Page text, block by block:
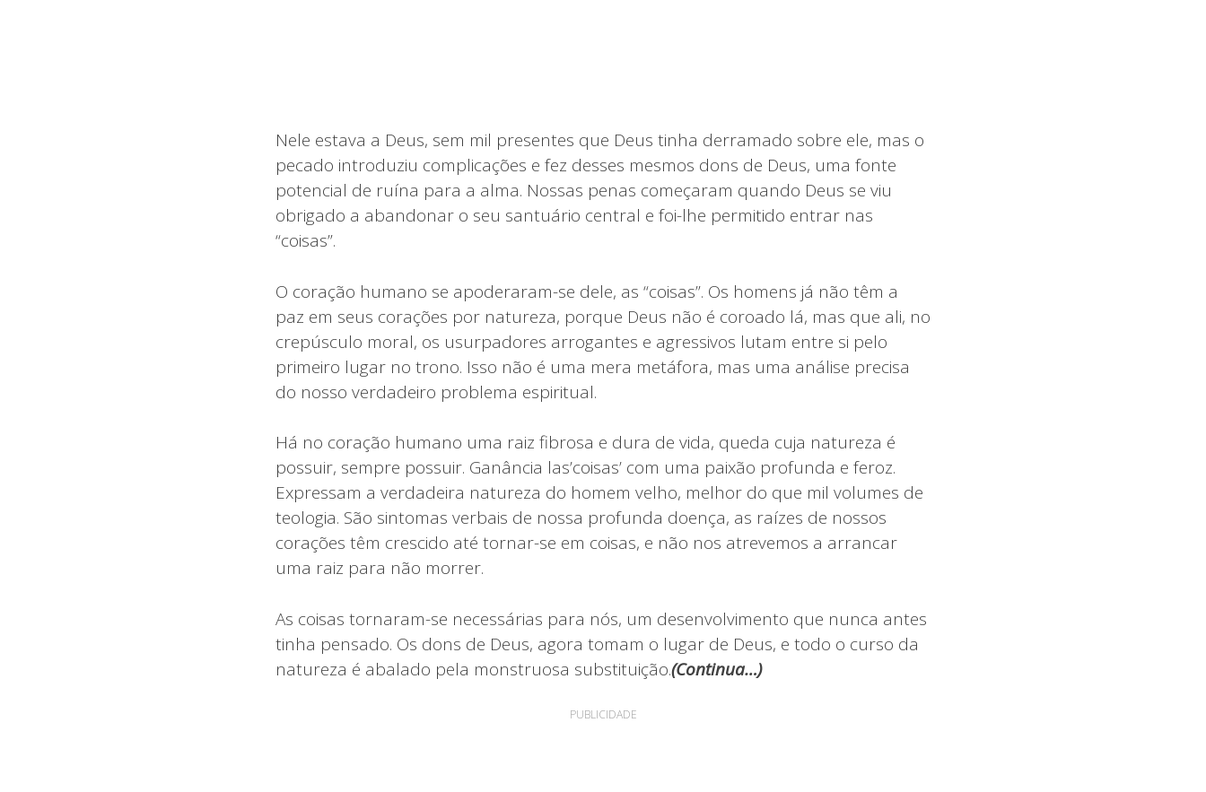
Nele estava a Deus, sem mil presentes que Deus tinha derramado sobre ele, mas o
pecado introduziu complicações e fez desses mesmos dons de Deus, uma fonte
potencial de ruína para a alma. Nossas penas começaram quando Deus se viu
obrigado a abandonar o seu santuário central e foi-lhe permitido entrar nas
“coisas”.
O coração humano se apoderaram-se dele, as “coisas”. Os homens já não têm a
paz em seus corações por natureza, porque Deus não é coroado lá, mas que ali, no
crepúsculo moral, os usurpadores arrogantes e agressivos lutam entre si pelo
primeiro lugar no trono. Isso não é uma mera metáfora, mas uma análise precisa
do nosso verdadeiro problema espiritual.
Há no coração humano uma raiz fibrosa e dura de vida, queda cuja natureza é
possuir, sempre possuir. Ganância las’coisas’ com uma paixão profunda e feroz.
Expressam a verdadeira natureza do homem velho, melhor do que mil volumes de
teologia. São sintomas verbais de nossa profunda doença, as raízes de nossos
corações têm crescido até tornar-se em coisas, e não nos atrevemos a arrancar
uma raiz para não morrer.
As coisas tornaram-se necessárias para nós, um desenvolvimento que nunca antes
tinha pensado. Os dons de Deus, agora tomam o lugar de Deus, e todo o curso da
natureza é abalado pela monstruosa substituição.(Continua…)
PUBLICIDADE